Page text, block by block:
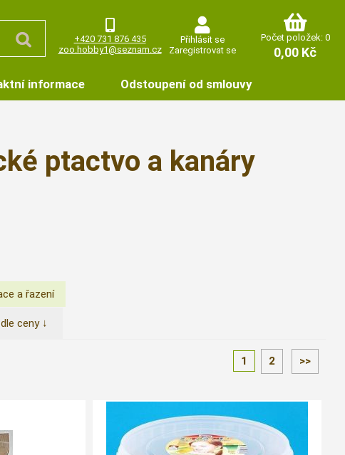
+420 731 876 435
zoo.hobby1@seznam.cz
Přihlásit se
Zaregistrovat se
Počet položek: 0
0,00 Kč
informace Odstoupení od smlouvy
ptactvo a kanáry
ceny ↓
1 2 >>